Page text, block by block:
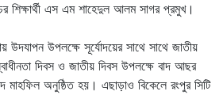
শিক্ষার্থী এস এম শাহেদুল আলম সাগর প্রমুখ।
উদযাপন উপলক্ষে সূর্যোদয়ের সাথে সাথে জাতীয়
দিবস ও জাতীয় দিবস উপলক্ষে বাদ আছর
মাহফিল অনুষ্ঠিত হয়। এছাড়াও বিকেলে রংপুর সিটি